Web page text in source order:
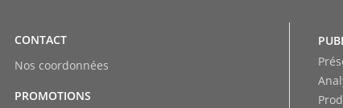
PROMOTIONS
Nos coordonnées
CONTACT